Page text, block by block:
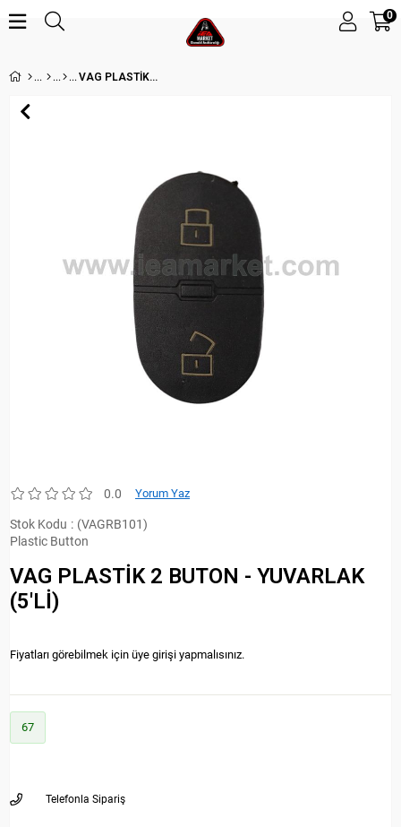
0
VAG PLASTİK 2 BUTON - YUVARLAK (5'Lİ)
0.0 Yorum Yaz
Stok Kodu
(VAGRB101)
Plastic Button
VAG PLASTİK 2 BUTON - YUVARLAK
(5'Lİ)
Fiyatları görebilmek için üye girişi yapmalısınız.
67
Telefonla Sipariş